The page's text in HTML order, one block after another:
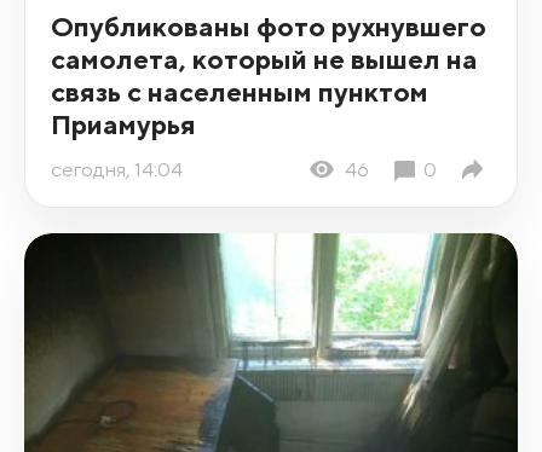
Опубликованы фото рухнувшего
самолета, который не вышел на
связь с населенным пунктом
Приамурья
сегодня, 14:04 46 0